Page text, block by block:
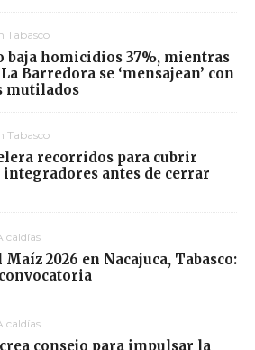
Tabasco
baja homicidios 37%, mientras
Barredora se ‘mensajean’ con
mutilados
Tabasco
recorridos para cubrir
integradores antes de cerrar
2026 en Nacajuca, Tabasco:
consejo para impulsar la